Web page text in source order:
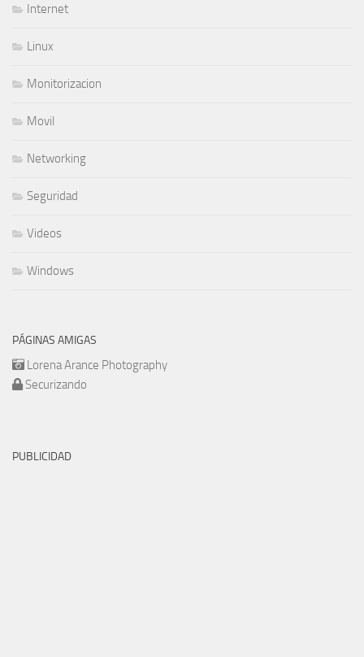
Internet
Linux
Monitorizacion
Movil
Networking
Seguridad
Videos
Windows
PÁGINAS AMIGAS
Lorena Arance Photography
Securizando
PUBLICIDAD